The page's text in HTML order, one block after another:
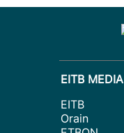
EITB MEDIA
EITB
Orain